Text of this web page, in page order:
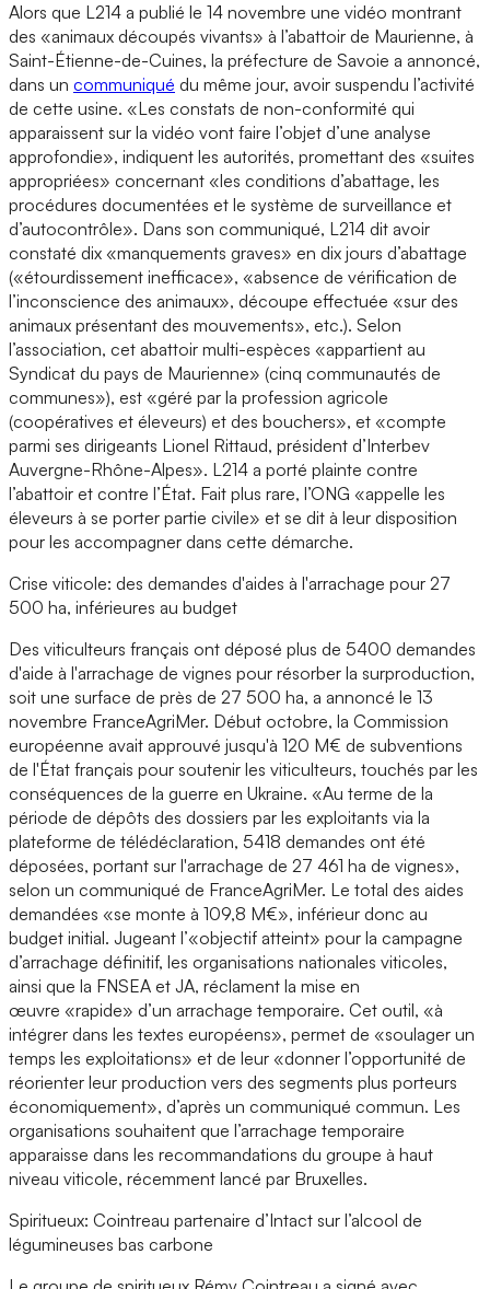
Alors que L214 a publié le 14 novembre une vidéo montrant
des «animaux découpés vivants» à l’abattoir de Maurienne, à
Saint-Étienne-de-Cuines, la préfecture de Savoie a annoncé,
dans un communiqué du même jour, avoir suspendu l’activité
de cette usine. «Les constats de non-conformité qui
apparaissent sur la vidéo vont faire l’objet d’une analyse
approfondie», indiquent les autorités, promettant des «suites
appropriées» concernant «les conditions d’abattage, les
procédures documentées et le système de surveillance et
d’autocontrôle». Dans son communiqué, L214 dit avoir
constaté dix «manquements graves» en dix jours d’abattage
(«étourdissement inefficace», «absence de vérification de
l’inconscience des animaux», découpe effectuée «sur des
animaux présentant des mouvements», etc.). Selon
l’association, cet abattoir multi-espèces «appartient au
Syndicat du pays de Maurienne» (cinq communautés de
communes»), est «géré par la profession agricole
(coopératives et éleveurs) et des bouchers», et «compte
parmi ses dirigeants Lionel Rittaud, président d’Interbev
Auvergne-Rhône-Alpes». L214 a porté plainte contre
l’abattoir et contre l’État. Fait plus rare, l’ONG «appelle les
éleveurs à se porter partie civile» et se dit à leur disposition
pour les accompagner dans cette démarche.
Crise viticole: des demandes d'aides à l'arrachage pour 27
500 ha, inférieures au budget
Des viticulteurs français ont déposé plus de 5400 demandes
d'aide à l'arrachage de vignes pour résorber la surproduction,
soit une surface de près de 27 500 ha, a annoncé le 13
novembre FranceAgriMer. Début octobre, la Commission
européenne avait approuvé jusqu'à 120 M€ de subventions
de l'État français pour soutenir les viticulteurs, touchés par les
conséquences de la guerre en Ukraine. «Au terme de la
période de dépôts des dossiers par les exploitants via la
plateforme de télédéclaration, 5418 demandes ont été
déposées, portant sur l'arrachage de 27 461 ha de vignes»,
selon un communiqué de FranceAgriMer. Le total des aides
demandées «se monte à 109,8 M€», inférieur donc au
budget initial. Jugeant l’«objectif atteint» pour la campagne
d’arrachage définitif, les organisations nationales viticoles,
ainsi que la FNSEA et JA, réclament la mise en
œuvre «rapide» d’un arrachage temporaire. Cet outil, «à
intégrer dans les textes européens», permet de «soulager un
temps les exploitations» et de leur «donner l’opportunité de
réorienter leur production vers des segments plus porteurs
économiquement», d’après un communiqué commun. Les
organisations souhaitent que l’arrachage temporaire
apparaisse dans les recommandations du groupe à haut
niveau viticole, récemment lancé par Bruxelles.
Spiritueux: Cointreau partenaire d’Intact sur l’alcool de
légumineuses bas carbone